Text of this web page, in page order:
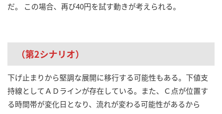
だ。 この場合、再び40円を試す動きが考えられる。
（第2シナリオ）
下げ止まりから堅調な展開に移行する可能性もある。下値支
持線としてＡＤラインが存在している。また、Ｃ点が位置す
る時間帯が変化日となり、流れが変わる可能性があるから